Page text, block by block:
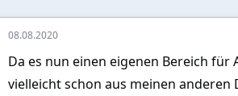
08.08.2020
Da es nun einen eigenen Bereich
vielleicht schon aus meinen anderen